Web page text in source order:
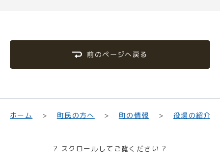
前のページへ戻る
ホーム 町民の方へ 町の情報 役場の紹介
? スクロールしてご覧ください ?